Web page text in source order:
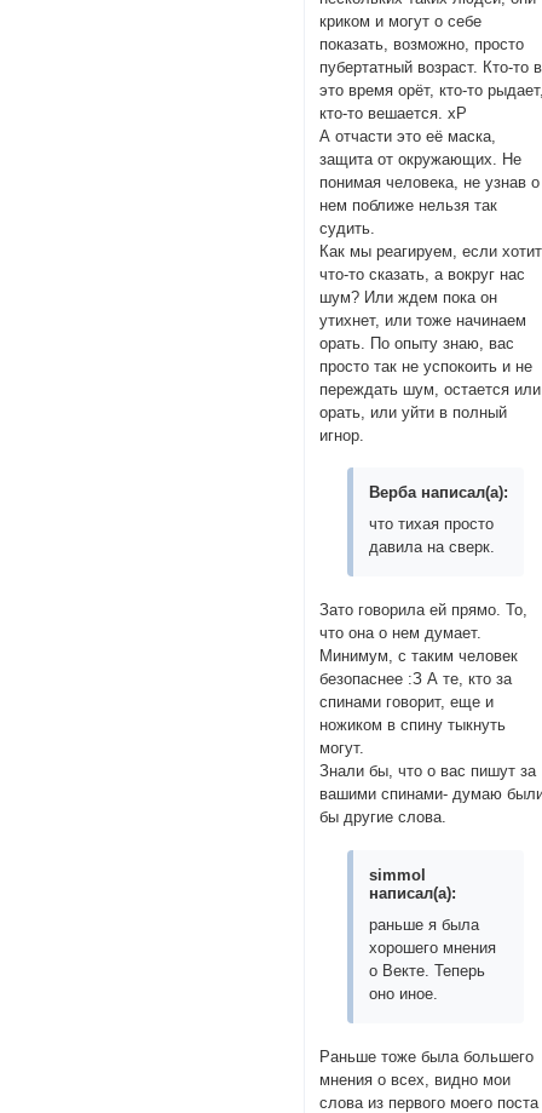
криком и могут о себе
показать, возможно, просто
пубертатный возраст. Кто-то в
это время орёт, кто-то
кто-то вешается. хР
А отчасти это её маска,
защита от окружающих. Не
понимая человека, не узнав о
нем поближе нельзя так
судить.
Как мы реагируем, если хотит
что-то сказать, а вокруг нас
шум? Или ждем пока он
утихнет, или тоже начинаем
орать. По опыту знаю, вас
просто так не успокоить и не
переждать шум, остается или
орать, или уйти в полный
игнор.
Верба написал(а):
что тихая просто
давила на сверк.
Зато говорила ей прямо. То,
что она о нем думает.
Минимум, с таким человек
безопаснее :З А те, кто за
спинами говорит, еще и
ножиком в спину тыкнуть
могут.
Знали бы, что о вас пишут за
вашими спинами- думаю
бы другие слова.
simmol
написал(а):
раньше я была
хорошего мнения
о Векте. Теперь
оно иное.
Раньше тоже была большего
мнения о всех, видно мои
слова из первого моего поста